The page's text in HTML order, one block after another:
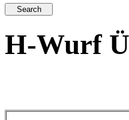
H-Wurf